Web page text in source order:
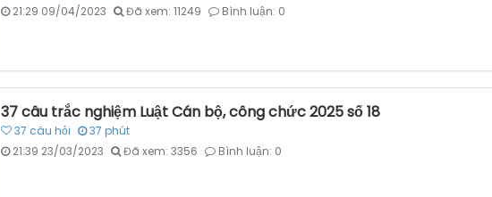
21:29 09/04/2023
Đã xem: 11249 Bình luận: 0
37 câu trắc nghiệm Luật Cán bộ, công chức 2025 số 18
37 câu hỏi 37 phút
21:39 23/03/2023
Đã xem: 3356 Bình luận: 0